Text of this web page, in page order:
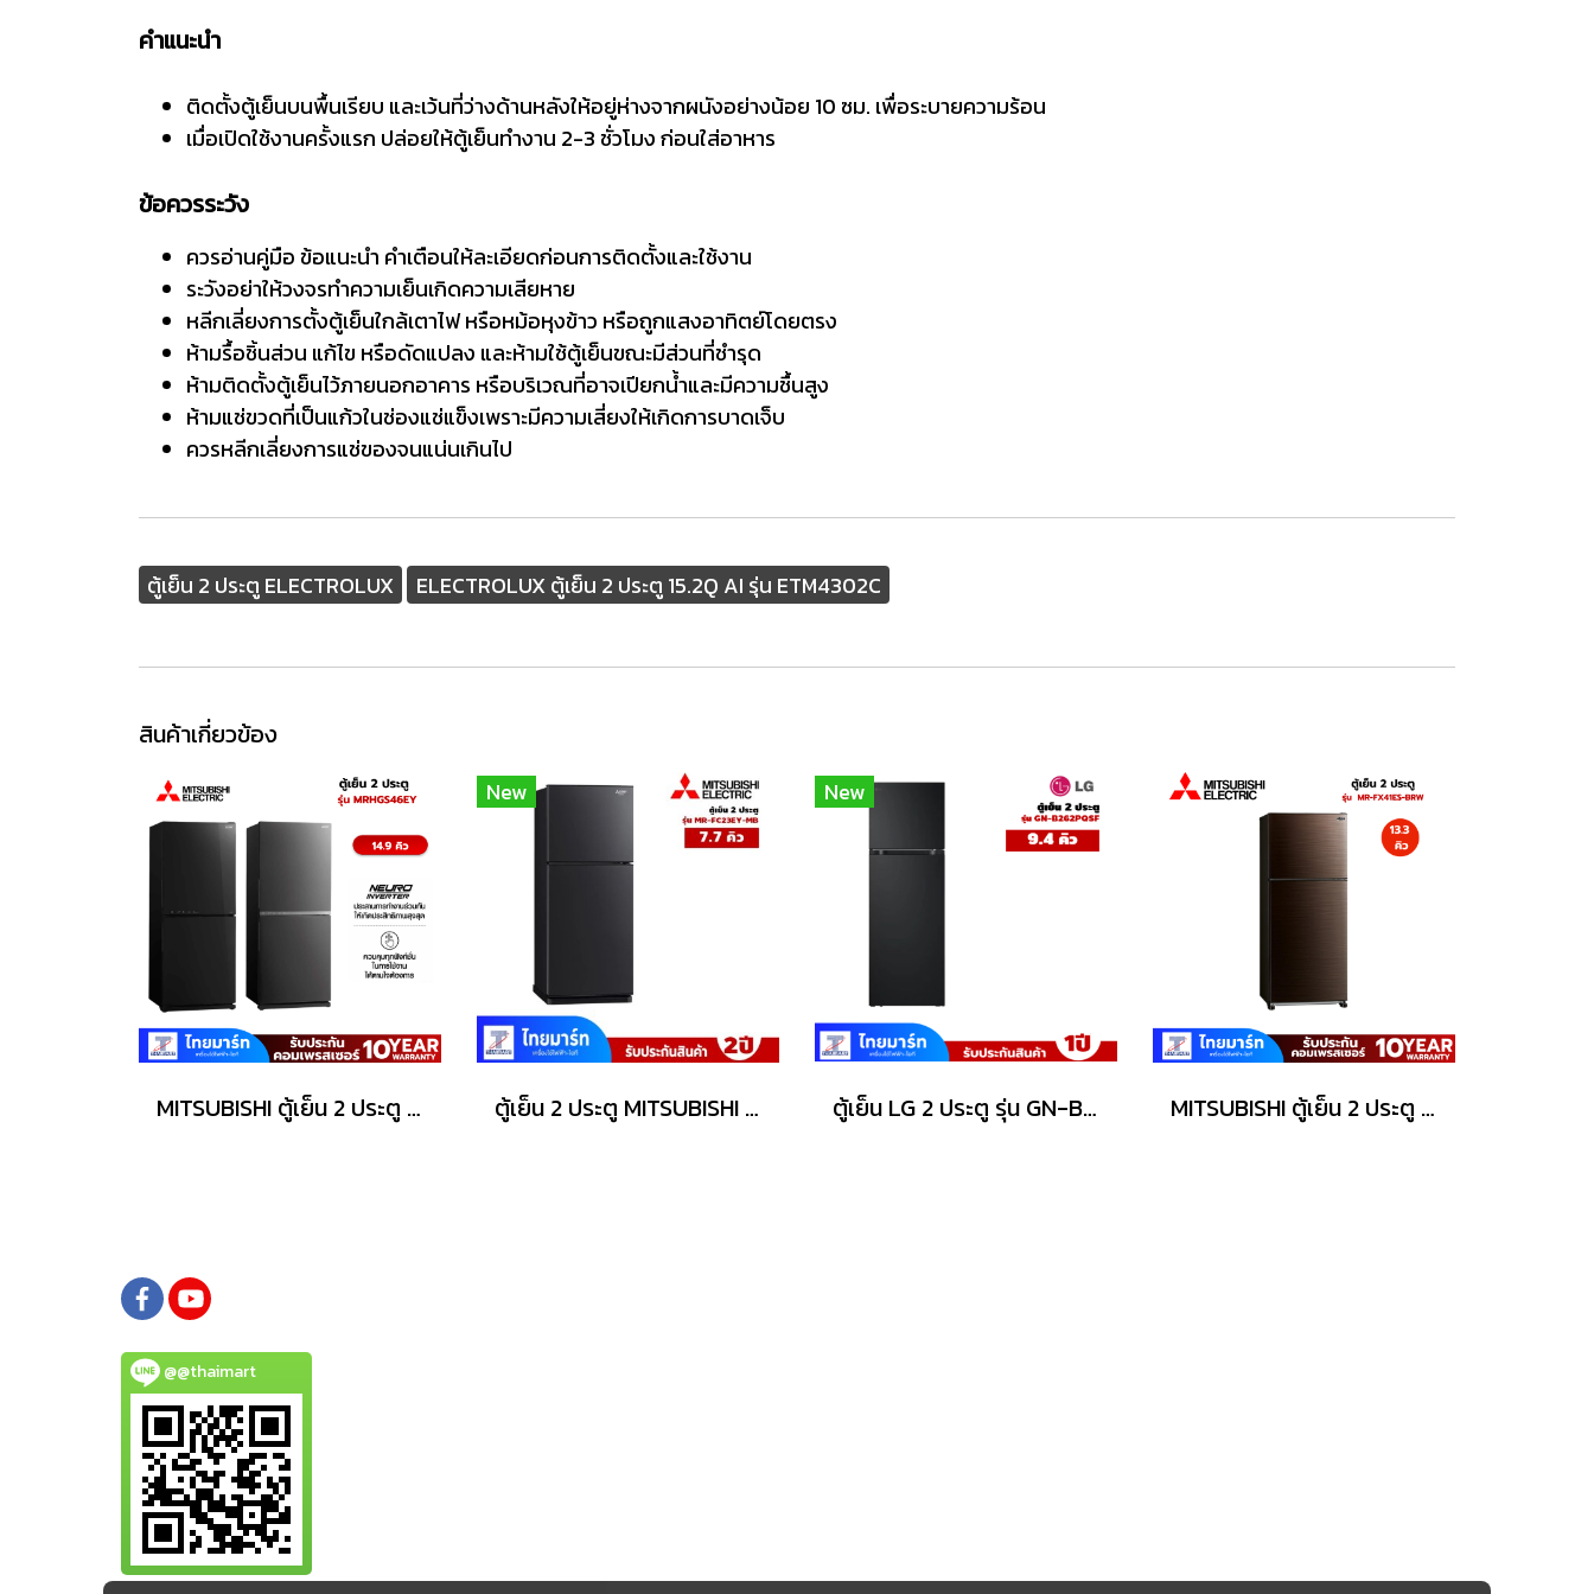
คำแนะนำ
ติดตั้งตู้เย็นบนพื้นเรียบ และเว้นที่ว่างด้านหลังให้อยู่ห่างจากผนังอย่างน้อย 10 ซม. เพื่อระบายความร้อน
เมื่อเปิดใช้งานครั้งแรก ปล่อยให้ตู้เย็นทำงาน 2-3 ชั่วโมง ก่อนใส่อาหาร
ข้อควรระวัง
ควรอ่านคู่มือ ข้อแนะนำ คำเตือนให้ละเอียดก่อนการติดตั้งและใช้งาน
ระวังอย่าให้วงจรทำความเย็นเกิดความเสียหาย
หลีกเลี่ยงการตั้งตู้เย็นใกล้เตาไฟ หรือหม้อหุงข้าว หรือถูกแสงอาทิตย์โดยตรง
ห้ามรื้อชิ้นส่วน แก้ไข หรือดัดแปลง และห้ามใช้ตู้เย็นขณะมีส่วนที่ชำรุด
ห้ามติดตั้งตู้เย็นไว้ภายนอกอาคาร หรือบริเวณที่อาจเปียกน้ำและมีความชื้นสูง
ห้ามแช่ขวดที่เป็นแก้วในช่องแช่แข็งเพราะมีความเสี่ยงให้เกิดการบาดเจ็บ
ควรหลีกเลี่ยงการแช่ของจนแน่นเกินไป
ตู้เย็น 2 ประตู ELECTROLUX ELECTROLUX ตู้เย็น 2 ประตู 15.2Q AI รุ่น ETM4302C
สินค้าเกี่ยวข้อง
MITSUBISHI ตู้เย็น 2 ประตู รุ่น MRHGS46EYGBK 14.9 คิว กระจก
New
ตู้เย็น 2 ประตู MITSUBISHI MR-FC23EY-MB
New
ตู้เย็น LG 2 ประตู รุ่น GN-B262PQSF.AEPPLMT MITSUBISHI ตู้เย็น 2 ประตู รุ่น MR-FX41ES 13.3 คิว สีบราวน์เวฟไลน์ อินเวอร์เตอร์
@@thaimart